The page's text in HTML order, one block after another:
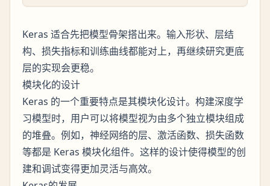
Keras 适合先把模型骨架搭出来。输入形状、层结
构、损失指标和训练曲线都能对上，再继续研究更底
层的实现会更稳。
模块化的设计
Keras 的一个重要特点是其模块化设计。构建深度学
习模型时，用户可以将模型视为由多个独立模块组成
的堆叠。例如，神经网络的层、激活函数、损失函数
等都是 Keras 模块化组件。这样的设计使得模型的创
建和调试变得更加灵活与高效。